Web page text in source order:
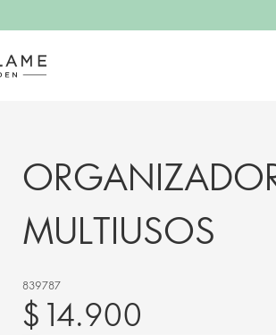
MULTIUSOS
839787
$ 14.900